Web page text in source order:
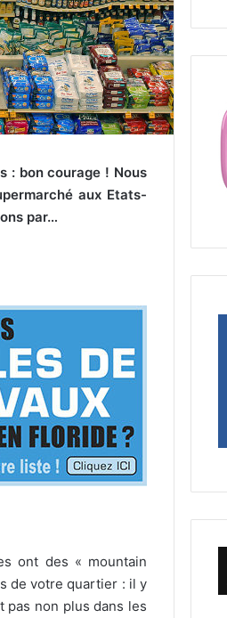
: bon courage ! Nous
aux Etats-
par…
ont des « mountain
de votre quartier : il y
pas non plus dans les